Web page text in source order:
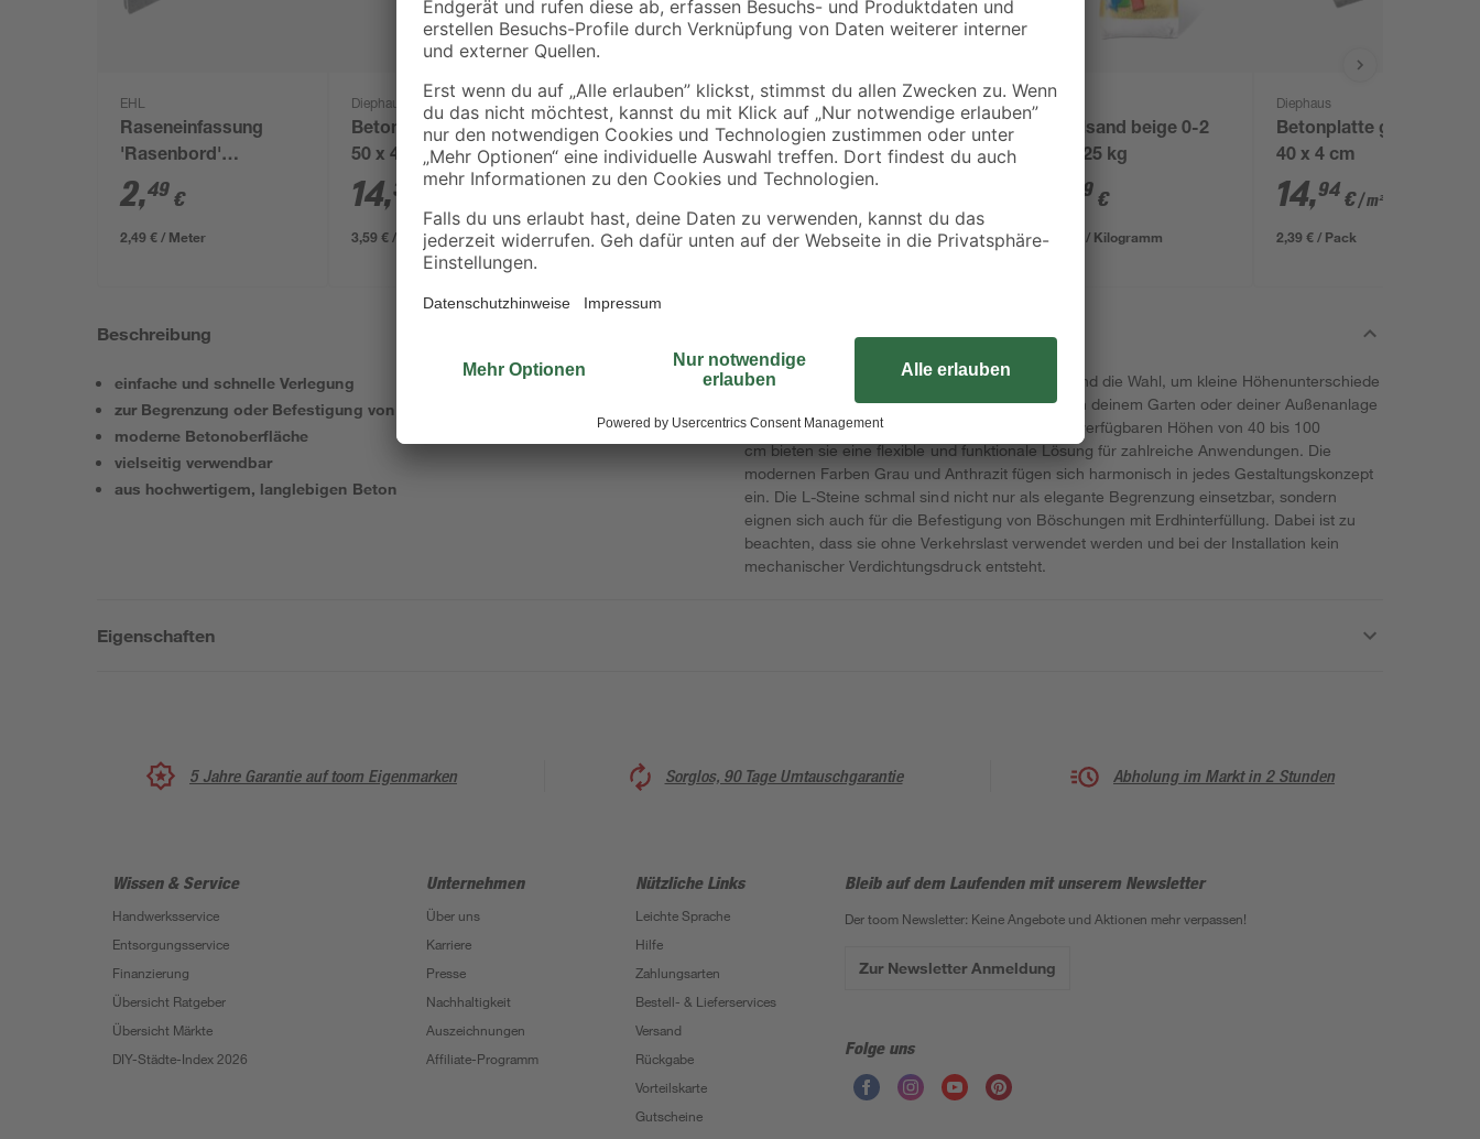
EHL
Raseneinfassung
'Rasenbord'
beidseitig abgerundet
5 x 25 x 100 cm grau
2,49 €
2,49 € / Meter
Diephaus
Betonplatte grau 50 x
50 x 4 cm
14,36
3,59 € / Pack
toom
Basaltsplitt anthrazit
2/5 mm 25 kg
6, 99
0,28 € / Kilogramm
Diephaus
Betonplatte grau 30 x
30 x 4 cm
13,22
1,19 € / Pack
Spielsand beige 0-2
mm 25 kg
29 €
0,13 € / Kilogramm
Diephaus
Betonplatte grau 40 x
40 x 4 cm
14,94 €/ m²
2,39 € / Pack
Beschreibung
einfache und schnelle Verlegung
zur Begrenzung oder Befestigung von Böschungen und Beeten
moderne Betonoberfläche
vielseitig verwendbar
aus hochwertigem, langlebigen Beton
Die unbewehrten L-Steine in 25 cm Baulänge sind die Wahl, um kleine Höhenunterschiede
stilvoll auszugleichen und klare Begrenzungen in deinem Garten oder deiner Außenanlage
zu schaffen. Mit ihrer Stärke von 7 cm und den verfügbaren Höhen von 40 bis 100
cm bieten sie eine flexible und funktionale Lösung für zahlreiche Anwendungen. Die
modernen Farben Grau und Anthrazit fügen sich harmonisch in jedes Gestaltungskonzept
ein. Die L-Steine schmal sind nicht nur als elegante Begrenzung einsetzbar, sondern
eignen sich auch für die Befestigung von Böschungen mit Erdhinterfüllung. Dabei ist zu
beachten, dass sie ohne Verkehrslast verwendet werden und bei der Installation kein
mechanischer Verdichtungsdruck entsteht.
Eigenschaften
5 Jahre Garantie auf toom Eigenmarken Sorglos, 90 Tage Umtauschgarantie Abholung im Markt in 2 Stunden
Wissen & Service
Handwerksservice
Entsorgungsservice
Finanzierung
Übersicht Ratgeber
Übersicht Märkte
DIY-Städte-Index 2026
Unternehmen
Über uns
Karriere
Presse
Nachhaltigkeit
Auszeichnungen
Affiliate-Programm
Nützliche Links
Leichte Sprache
Hilfe
Zahlungsarten
Bestell- & Lieferservices
Versand
Rückgabe
Vorteilskarte
Gutscheine
Bleib auf dem Laufenden mit unserem Newsletter
Der toom Newsletter: Keine Angebote und Aktionen mehr verpassen!
Zur Newsletter Anmeldung
Folge uns